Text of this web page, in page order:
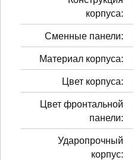
корпуса:
Сменные панели:
Материал корпуса:
Цвет корпуса:
Цвет фронтальной
панели:
Ударопрочный
корпус: